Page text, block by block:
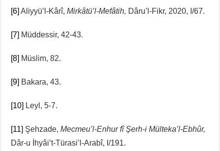
[6] Aliyyü’l-Kârî,Mirkâtü’l-Mefâtih, Dâru’l-Fikr, 2020, I/67.
[7] Müddessir, 42-43.
[8] Müslim, 82.
[9] Bakara, 43.
[10] Leyl, 5-7.
[11] Şehzade,Mecmeu’l-Enhur fî Şerh-i Mülteka’l-Ebhûr,
Dâr-u İhyâi’t-Türasi’l-Arabî, I/191.